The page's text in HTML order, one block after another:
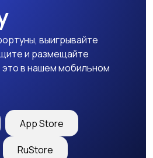
выигрывайте
и размещайте
в нашем мобильном
App Store
RuStore